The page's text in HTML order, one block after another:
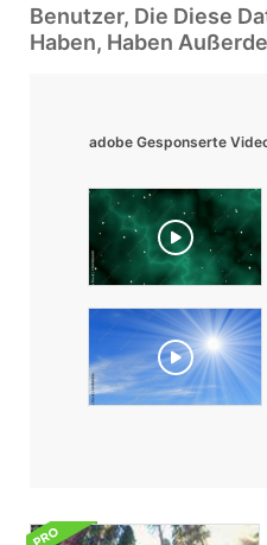
Benutzer, Die Diese
Haben, Haben
adobe Gesponserte